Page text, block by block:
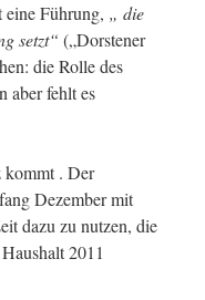
eine Führung, „ die
setzt“ („Dorstener
die Rolle des
aber fehlt es
kommt . Der
Dezember mit
dazu zu nutzen, die
2011